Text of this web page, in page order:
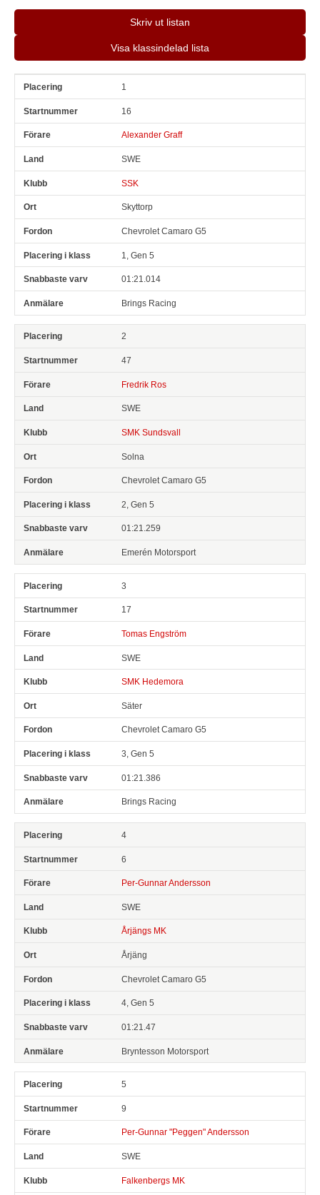
Skriv ut listan
Visa klassindelad lista
Pl Snr 1
16
Alexander Graff
SWE
SSK
Skyttorp
Chevrolet Camaro G5
1, Gen 5
01:21.014
Brings Racing
2
47
Fredrik Ros
SWE
SMK Sundsvall
Solna
Chevrolet Camaro G5
2, Gen 5
01:21.259
Emerén Motorsport
3
17
Tomas Engström
SWE
SMK Hedemora
Säter
Chevrolet Camaro G5
3, Gen 5
01:21.386
Brings Racing
4
6
Per-Gunnar Andersson
SWE
Årjängs MK
Årjäng
Chevrolet Camaro G5
4, Gen 5
01:21.47
Bryntesson Motorsport
5
9
Per-Gunnar "Peggen" Andersson
SWE
Falkenbergs MK